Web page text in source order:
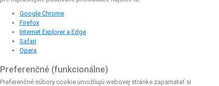
Google Chrome
Firefox
Internet Explorer a Edge
Safari
Opera
Preferenčné (funkcionálne)
Preferenčné súbory cookie umožňujú webovej stránke zapamätať si